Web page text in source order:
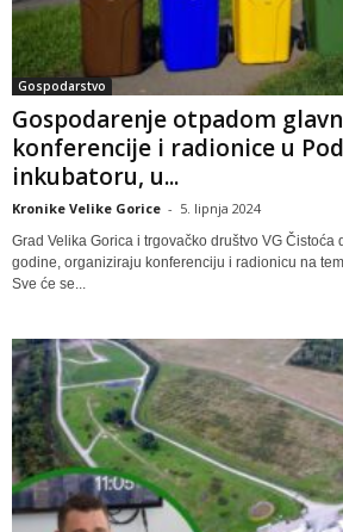
Gospodarstvo
Gospodarenje otpadom
konferencije i radionice u
inkubatoru, u...
Kronike Velike Gorice - 5. lipnja 2024
Grad Velika Gorica i trgovačko društvo VG Čistoća
godine, organiziraju konferenciju i radionicu na
Sve će se...